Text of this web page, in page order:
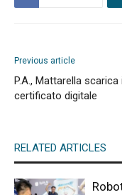
Previous article
P.A., Mattarella scarica
certificato digitale
RELATED ARTICLES